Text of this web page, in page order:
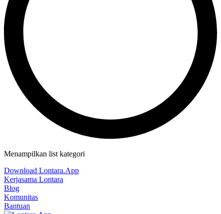
Menampilkan list kategori
Download Lontara.App
Kerjasama Lontara
Blog
Komunitas
Bantuan